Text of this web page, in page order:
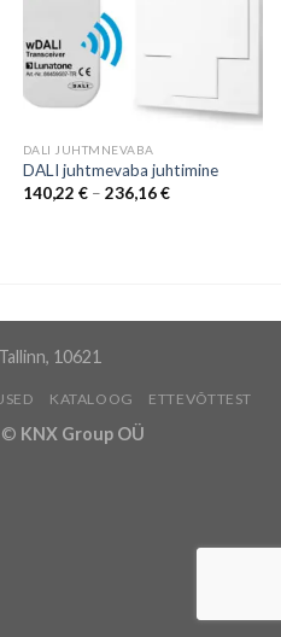
DALI JUHTMNEVABA
DALI juhtmevaba juhtimine
140,22 € – 236,16€Hinnavahemik:
10621
KATALOOG ETTEVÕTTEST
© KNX Group OÜ